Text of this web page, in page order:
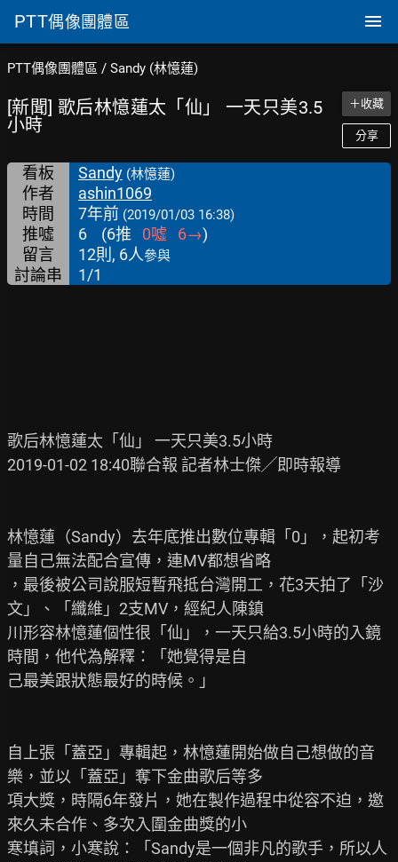
PTT偶像團體區
PTT偶像團體區 / Sandy (林憶蓮)
[新聞] 歌后林憶蓮太「仙」 一天只美3.5
小時
＋收藏
分享
看板 Sandy (林憶蓮)
作者
ashin1069
時間
7年前 (2019/01/03 16:38)
推噓 6 (6推 0噓 6→)
留言
12則, 6人參與
討論串 1/1
歌后林憶蓮太「仙」 一天只美3.5小時
2019-01-02 18:40聯合報 記者林士傑╱即時報導
林憶蓮（Sandy）去年底推出數位專輯「0」，起初考
量自己無法配合宣傳，連MV都想省略
，最後被公司說服短暫飛抵台灣開工，花3天拍了「沙
文」、「纖維」2支MV，經紀人陳鎮
川形容林憶蓮個性很「仙」，一天只給3.5小時的入鏡
時間，他代為解釋：「她覺得是自
己最美跟狀態最好的時候。」
自上張「蓋亞」專輯起，林憶蓮開始做自己想做的音
樂，並以「蓋亞」奪下金曲歌后等多
項大獎，時隔6年發片，她在製作過程中從容不迫，邀
來久未合作、多次入圍金曲獎的小
寒填詞，小寒說：「Sandy是一個非凡的歌手，所以人